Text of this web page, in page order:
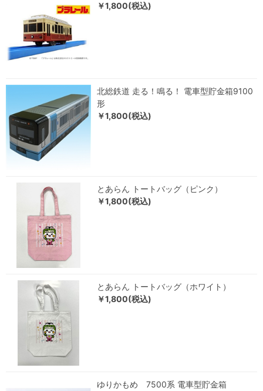
￥1,800(税込)
北総鉄道 走る！鳴る！ 電車型貯金箱9100
形
￥1,800(税込)
とあらん トートバッグ（ピンク）
￥1,800(税込)
とあらん トートバッグ（ホワイト）
￥1,800(税込)
ゆりかもめ 7500系 電車型貯金箱